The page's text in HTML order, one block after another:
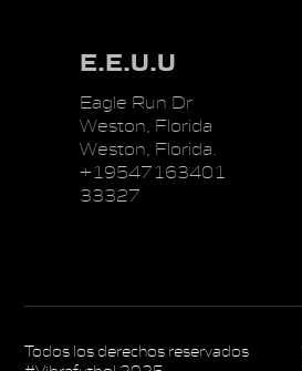
E.E.U.U
Eagle Run Dr
Weston, Florida
Weston, Florida.
+19547163401
33327
Todos los derechos reservados